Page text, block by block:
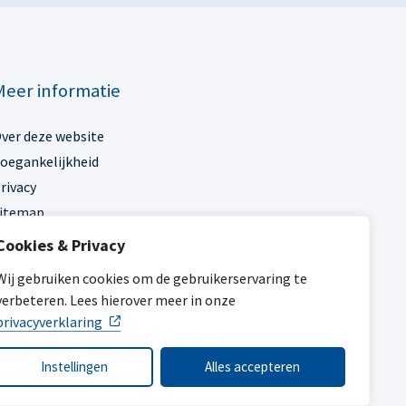
& Privacy
gebruiken cookies om de gebruikerservaring te
Lees hierover meer in onze
Instellingen Alles accepteren
informatie
deze website
gemeente